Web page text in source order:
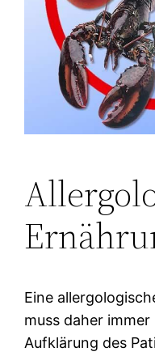
Eine
muss daher
Aufklärung des